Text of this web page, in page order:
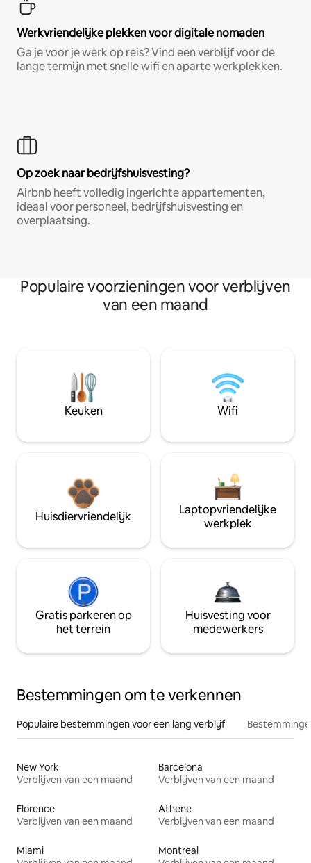
Werkvriendelijke plekken voor digitale nomaden
Ga je voor je werk op reis? Vind een verblijf voor de
lange termijn met snelle wifi en aparte werkplekken.
Op zoek naar bedrijfshuisvesting?
Airbnb heeft volledig ingerichte appartementen,
ideaal voor personeel, bedrijfshuisvesting en
overplaatsing.
Populaire voorzieningen voor verblijven
van een maand
Keuken Wifi
Huisdiervriendelijk
Laptopvriendelijke
werkplek
Gratis parkeren op
het terrein
Huisvesting voor
medewerkers
Bestemmingen om te verkennen
Populaire bestemmingen voor een lang verblijf
New York
Verblijven van een maand
Barcelona
Verblijven van een maand
Florence
Verblijven van een maand
Athene
Verblijven van een maand
Miami
Montreal